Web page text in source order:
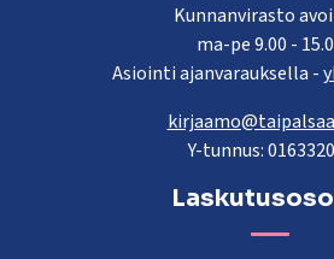
Kunnanvirasto
ma-pe 9.00 -
Asiointi ajanvarauksella -
Y-tunnus: